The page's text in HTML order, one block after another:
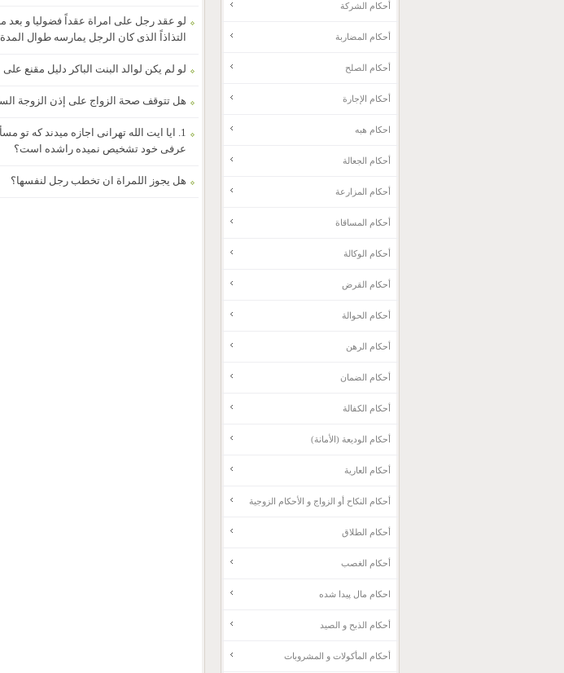
لو عقد رجل على امراة عقداً فضولیا و بعد
التذاذاً الذی کان الرجل یمارسه طوال
لو لم یکن لوالد البنت الباکر دلیل مقنع
هل تتوقف صحة الزواج على إذن الزوجة
عرفی خود تشخیص نمیده راشده است؟
هل یجوز اللمراة ان تخطب رجل لنفسها؟
أحكام الشركة
أحكام المضاربة
أحكام الصلح
أحكام الإجارة
احکام هبه
أحكام الجعالة
أحكام المزارعة
أحكام المساقاة
أحكام الوكالة
أحكام القرض
أحكام الحوالة
أحكام الرهن
أحكام الضمان
أحكام الكفالة
أحكام الوديعة (الأمانة)
أحكام العارية
أحكام النكاح أو الزواج و الأحكام الزوجية
أحكام الطلاق
أحكام الغصب
احکام مال پیدا شده
أحكام الذبح و الصيد
أحكام المأكولات و المشروبات